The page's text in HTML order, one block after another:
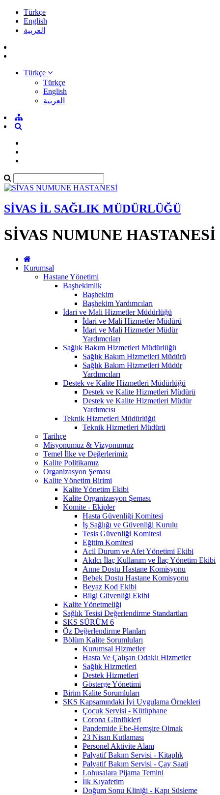
Türkçe
English
العربية
Türkçe
Türkçe
English
العربية
SİVAS İL SAĞLIK MÜDÜRLÜĞÜ
SİVAS NUMUNE HASTANESİ
Kurumsal
Hastane Yönetimi
Başhekimlik
Başhekim
Başhekim Yardımcıları
İdari ve Mali Hizmetler Müdürlüğü
İdari ve Mali Hizmetler Müdürü
İdari ve Mali Hizmetler Müdür
Yardımcıları
Sağlık Bakım Hizmetleri Müdürlüğü
Sağlık Bakım Hizmetleri Müdürü
Sağlık Bakım Hizmetleri Müdür
Yardımcıları
Destek ve Kalite Hizmetleri Müdürlüğü
Destek ve Kalite Hizmetleri Müdürü
Destek ve Kalite Hizmetleri Müdür
Yardımcısı
Teknik Hizmetleri Müdürlüğü
Teknik Hizmetleri Müdürü
Tarihçe
Misyonumuz & Vizyonumuz
Temel İlke ve Değerlerimiz
Kalite Politikamız
Organizasyon Şeması
Kalite Yönetim Birimi
Kalite Yönetim Ekibi
Kalite Organizasyon Şeması
Komite - Ekipler
Hasta Güvenliği Komitesi
İş Sağlığı ve Güvenliği Kurulu
Tesis Güvenliği Komitesi
Eğitim Komitesi
Acil Durum ve Afet Yönetimi Ekibi
Akılcı İlaç Kullanım ve İlaç Yönetim Ekibi
Anne Dostu Hastane Komisyonu
Bebek Dostu Hastane Komisyonu
Beyaz Kod Ekibi
Bilgi Güvenliği Ekibi
Kalite Yönetmeliği
Sağlık Tesisi Değerlendirme Standartları
SKS SÜRÜM 6
Öz Değerlendirme Planları
Bölüm Kalite Sorumluları
Kurumsal Hizmetler
Hasta Ve Çalışan Odaklı Hizmetler
Sağlık Hizmetleri
Destek Hizmetleri
Gösterge Yönetimi
Birim Kalite Sorumluları
SKS Kapsamındaki İyi Uygulama Örnekleri
Çocuk Servisi - Kütüphane
Corona Günlükleri
Pandemide Ebe-Hemşire Olmak
23 Nisan Kutlaması
Personel Aktivite Alanı
Palyatif Bakım Servisi - Kitaplık
Palyatif Bakım Servisi - Çay Saati
Lohusalara Pijama Temini
İlk Kıyafetim
Doğum Sonu Kliniği - Kapı Süsleme